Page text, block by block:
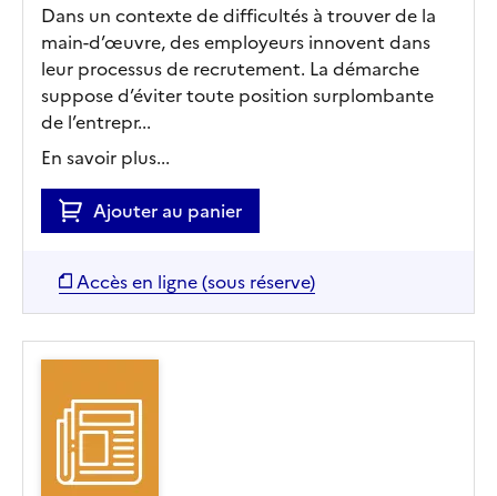
Dans un contexte de difficultés à trouver de la
main-d’œuvre, des employeurs innovent dans
leur processus de recrutement. La démarche
suppose d’éviter toute position surplombante
de l’entrepr...
En savoir plus...
Ajouter au panier
Accès en ligne (sous réserve)